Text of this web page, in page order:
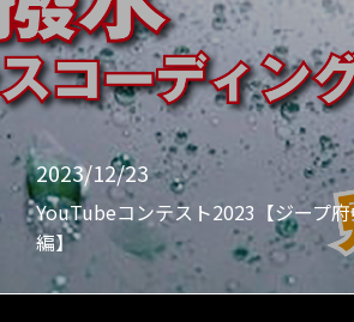
2023/12/23
YouTubeコンテスト2023【ジープ
編】